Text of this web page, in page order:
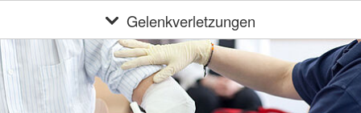
Gelenkverletzungen